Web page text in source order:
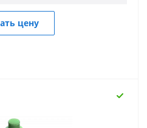
цену